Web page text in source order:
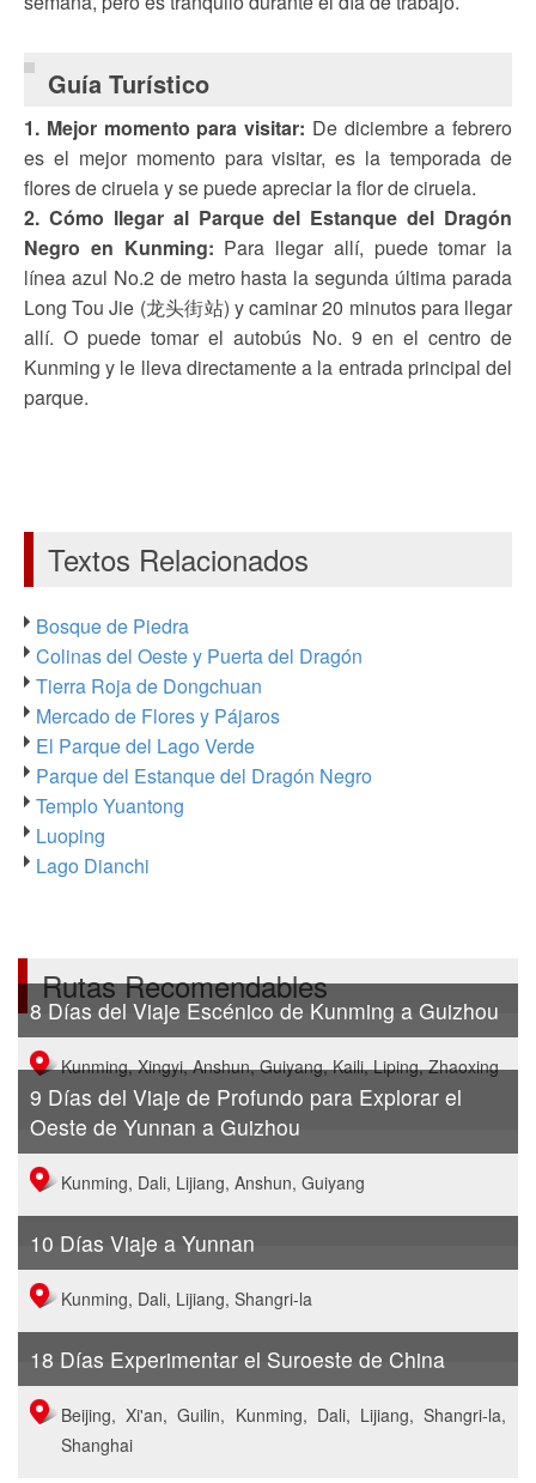
Guía Turístico
1. Mejor momento para visitar: De diciembre a febrero
es el mejor momento para visitar, es la temporada de
flores de ciruela y se puede apreciar la flor de ciruela.
2. Cómo llegar al Parque del Estanque del Dragón
Negro en Kunming: Para llegar allí, puede tomar la
línea azul No.2 de metro hasta la segunda última parada
Long Tou Jie (龙头街站) y caminar 20 minutos para llegar
allí. O puede tomar el autobús No. 9 en el centro de
Kunming y le lleva directamente a la entrada principal del
parque.
Textos Relacionados
Bosque de Piedra
Colinas del Oeste y Puerta del Dragón
Tierra Roja de Dongchuan
Mercado de Flores y Pájaros
El Parque del Lago Verde
Parque del Estanque del Dragón Negro
Templo Yuantong
Luoping
Lago Dianchi
Rutas Recomendables
8 Días del Viaje Escénico de Kunming a Guizhou
Kunming, Xingyi, Anshun, Guiyang, Kaili, Liping, Zhaoxing
9 Días del Viaje de Profundo para Explorar el
Oeste de Yunnan a Guizhou
Kunming, Dali, Lijiang, Anshun, Guiyang
10 Días Viaje a Yunnan
Kunming, Dali, Lijiang, Shangri-la
18 Días Experimentar el Suroeste de China
Beijing, Xi'an, Guilin, Kunming, Dali, Lijiang, Shangri-la,
Shanghai